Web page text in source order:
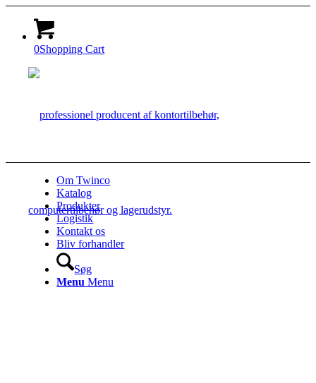
0Shopping Cart
Om Twinco
Katalog
Produkter
Logistik
Kontakt os
Bliv forhandler
Søg
Menu Menu